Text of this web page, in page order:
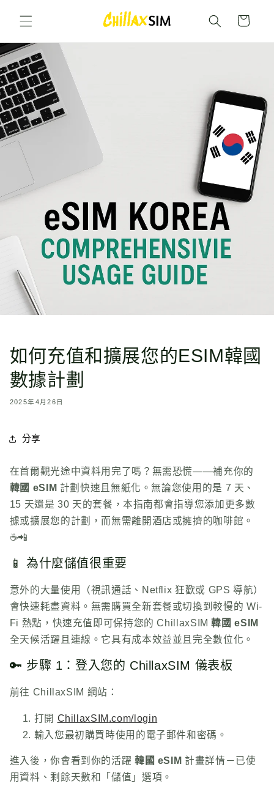
容
物
如何充值和擴展您的ESIM韓國
數據計劃
2025年4月26日
分享
在首爾觀光途中資料用完了嗎？無需恐慌——補充你的
韓國 eSIM 計劃快速且無紙化。無論您使用的是 7 天、
15 天還是 30 天的套餐，本指南都會指導您添加更多數
據或擴展您的計劃，而無需離開酒店或擁擠的咖啡館。
☕📲
📱 為什麼儲值很重要
意外的大量使用（視訊通話、Netflix 狂歡或 GPS 導航）
會快速耗盡資料。無需購買全新套餐或切換到較慢的 Wi-
Fi 熱點，快速充值即可保持您的ChillaxSIM 韓國 eSIM
全天候活躍且連線。它具有成本效益並且完全數位化。
🔑 步驟 1：登入您的 ChillaxSIM 儀表板
前往 ChillaxSIM 網站：
打開 ChillaxSIM .com/login
輸入您最初購買時使用的電子郵件和密碼。
進入後，你會看到你的活躍 韓國 eSIM 計畫詳情－已使
用資料、剩餘天數和「儲值」選項。